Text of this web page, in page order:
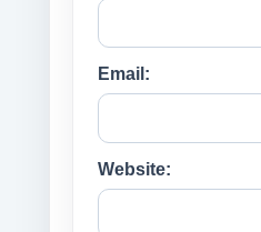
Email:
Website: